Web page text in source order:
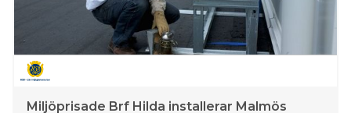
Miljöprisade Brf Hilda installerar Malmös